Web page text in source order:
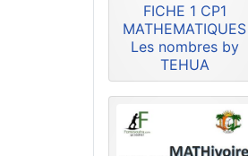
FICHE 1 CP1
MATHEMATIQUES
Les nombres by
TEHUA